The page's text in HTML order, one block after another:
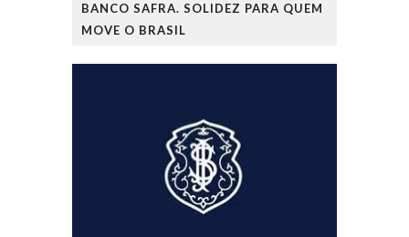
BANCO SAFRA. SOLIDEZ PARA QUEM
MOVE O BRASIL